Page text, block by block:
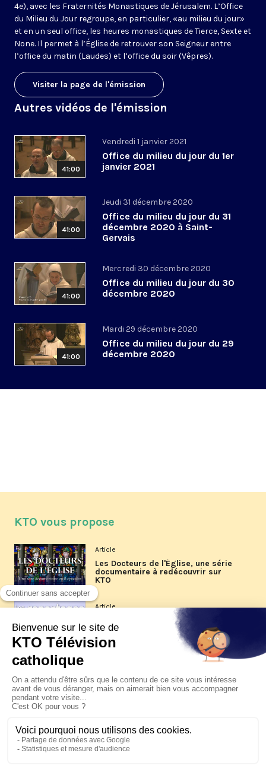
4e), avec les Fraternités Monastiques de Jérusalem. L’Office
du Milieu du Jour regroupe, en particulier, «au milieu du jour»
et en un seul office, les heures monastiques de Tierce, Sexte et
None. Il permet à l’Église de retrouver son Seigneur entre
l’office du matin (Laudes) et l’office du soir (Vêpres).
Visiter la page de l'émission
Autres vidéos de l'émission
41:00
Vendredi 1 janvier 2021
Office du milieu du jour du 1er
janvier 2021
41:00
Jeudi 31 décembre 2020
Office du milieu du jour du 31
décembre 2020 à Saint-
Gervais
41:00
Mercredi 30 décembre 2020
Office du milieu du jour du 30
décembre 2020
41:00
Mardi 29 décembre 2020
Office du milieu du jour du 29
décembre 2020
KTO vous propose
Article
Les Docteurs de l'Église, une série
documentaire à redécouvrir sur
KTO
Article
Les reportages d'été 2026 de KTO
La visite pastorale du pape Léon
XIV à Assise à suivre sur KTO le
jeudi 6 août
Le pape en Uruguay, Argentine et
Pérou du 6 au 17 novembre 2026